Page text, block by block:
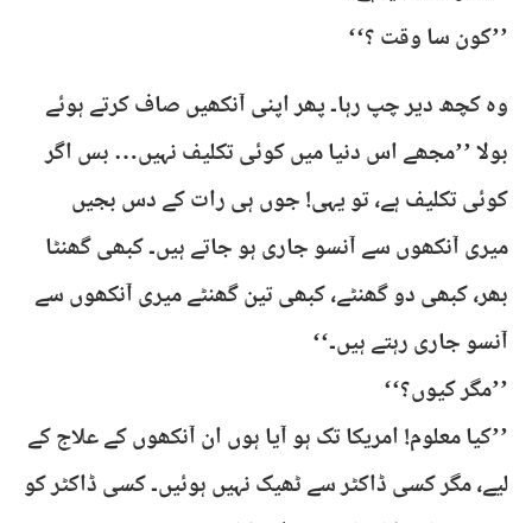
’’کون سا وقت ؟‘‘
وہ کچھ دیر چپ رہا۔ پھر اپنی آنکھیں صاف کرتے ہوئے
بولا ’’مجھے اس دنیا میں کوئی تکلیف نہیں… بس اگر
کوئی تکلیف ہے، تو یہی! جوں ہی رات کے دس بجیں
میری آنکھوں سے آنسو جاری ہو جاتے ہیں۔ کبھی گھنٹا
بھر، کبھی دو گھنٹے، کبھی تین گھنٹے میری آنکھوں سے
آنسو جاری رہتے ہیں۔‘‘
’’مگر کیوں؟‘‘
’’کیا معلوم! امریکا تک ہو آیا ہوں ان آنکھوں کے علاج کے
لیے، مگر کسی ڈاکٹر سے ٹھیک نہیں ہوئیں۔ کسی ڈاکٹر کو